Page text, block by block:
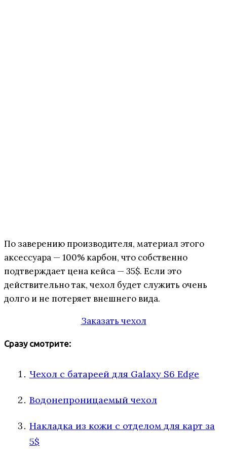
По заверению производителя, материал этого
аксессуара — 100% карбон, что собственно
подтверждает цена кейса — 35$. Если это
действительно так, чехол будет служить очень
долго и не потеряет внешнего вида.
Заказать чехол
Сразу смотрите:
Чехол с батареей для Galaxy S6 Edge
Водонепроницаемый чехол
Накладка из кожи с отделом для карт за
5$